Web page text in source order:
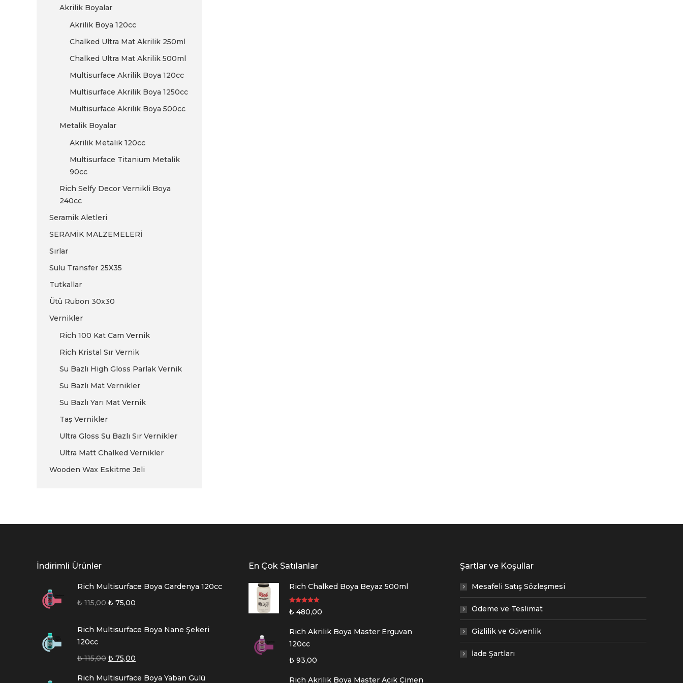
Akrilik Boyalar
Akrilik Boya 120cc
Chalked Ultra Mat Akrilik 250ml
Chalked Ultra Mat Akrilik 500ml
Multisurface Akrilik Boya 120cc
Multisurface Akrilik Boya 1250cc
Multisurface Akrilik Boya 500cc
Metalik Boyalar
Akrilik Metalik 120cc
Multisurface Titanium Metalik
90cc
Rich Selfy Decor Vernikli Boya
240cc
Seramik Aletleri
SERAMİK MALZEMELERİ
Sırlar
Sulu Transfer 25X35
Tutkallar
Ütü Rubon 30x30
Vernikler
Rich 100 Kat Cam Vernik
Rich Kristal Sır Vernik
Su Bazlı High Gloss Parlak Vernik
Su Bazlı Mat Vernikler
Su Bazlı Yarı Mat Vernik
Taş Vernikler
Ultra Gloss Su Bazlı Sır Vernikler
Ultra Matt Chalked Vernikler
Wooden Wax Eskitme Jeli
İndirimli Ürünler
Rich Multisurface Boya Gardenya 120cc
₺115,00 ₺ 75,00
Rich Multisurface Boya Nane Şekeri
120cc
₺115,00 ₺ 75,00
Rich Multisurface Boya Yaban Gülü
En Çok Satılanlar
Rich Chalked Boya Beyaz 500ml
5 üzerinden
5.00oy aldı
₺480,00
Rich Akrilik Boya Master Erguvan
120cc
₺93,00
Rich Akrilik Boya Master Açık Çimen
Şartlar ve Koşullar
Mesafeli Satış Sözleşmesi
Ödeme ve Teslimat
Gizlilik ve Güvenlik
İade Şartları